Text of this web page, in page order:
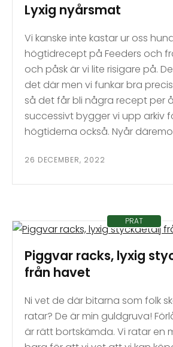
Lyxig nyårsmat
Vi kanske inte kastar ur oss
högtidrecept på Feeders och
och påsk är vi lite risigare på.
det där men vi funkar bra
så det får bli några recept per
successivt bygger vi upp arkiv
högtiderna också. Nyår
26 DECEMBER, 2022
PRAT
Piggvar racks, lyxig
från havet
Ni vet de där bitarna som folk
ratar? De är min guldgruva!
är rätt bortskämda. Vi ratar en